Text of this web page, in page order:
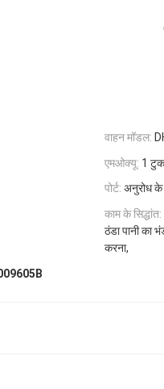
वाहन मॉडल:
एमओक्यू: 1
पोर्ट: अनुरोध
काम के सिद्धांत:
ठंडा पानी का
करना,